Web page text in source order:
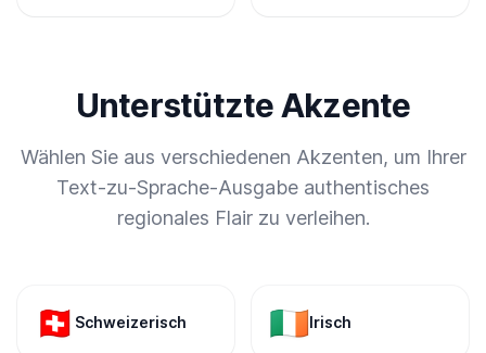
Unterstützte Akzente
Wählen Sie aus verschiedenen Akzenten, um Ihrer
Text-zu-Sprache-Ausgabe authentisches
regionales Flair zu verleihen.
🇨🇭 Schweizerisch 🇮🇪Irisch